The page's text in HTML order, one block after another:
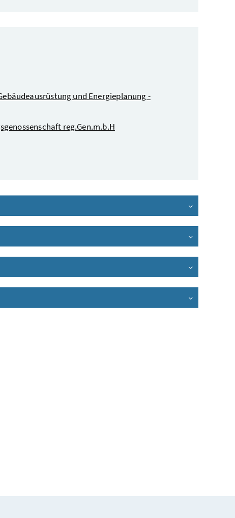
und Energieplanung -
reg.Gen.m.b.H